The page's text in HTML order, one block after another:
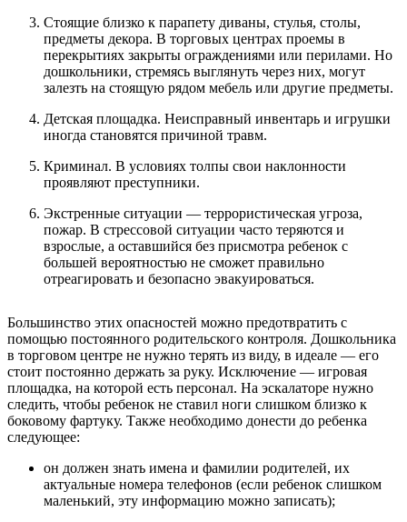
Стоящие близко к парапету диваны, стулья, столы,
предметы декора. В торговых центрах проемы в
перекрытиях закрыты ограждениями или перилами. Но
дошкольники, стремясь выглянуть через них, могут
залезть на стоящую рядом мебель или другие предметы.
Детская площадка. Неисправный инвентарь и игрушки
иногда становятся причиной травм.
Криминал. В условиях толпы свои наклонности
проявляют преступники.
Экстренные ситуации — террористическая угроза,
пожар. В стрессовой ситуации часто теряются и
взрослые, а оставшийся без присмотра ребенок с
большей вероятностью не сможет правильно
отреагировать и безопасно эвакуироваться.
Большинство этих опасностей можно предотвратить с
помощью постоянного родительского контроля. Дошкольника
в торговом центре не нужно терять из виду, в идеале — его
стоит постоянно держать за руку. Исключение — игровая
площадка, на которой есть персонал. На эскалаторе нужно
следить, чтобы ребенок не ставил ноги слишком близко к
боковому фартуку. Также необходимо донести до ребенка
следующее:
он должен знать имена и фамилии родителей, их
актуальные номера телефонов (если ребенок слишком
маленький, эту информацию можно записать);